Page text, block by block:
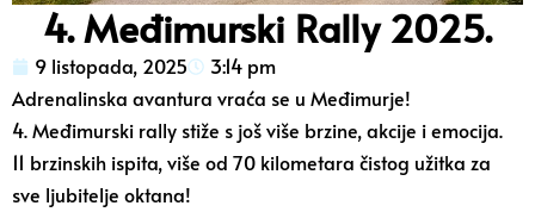
4. Međimurski Rally 2025.
9 listopada, 2025
3:14 pm
Adrenalinska avantura vraća se u Međimurje!
4. Međimurski rally stiže s još više brzine, akcije i emocija.
11 brzinskih ispita, više od 70 kilometara čistog užitka za
sve ljubitelje oktana!